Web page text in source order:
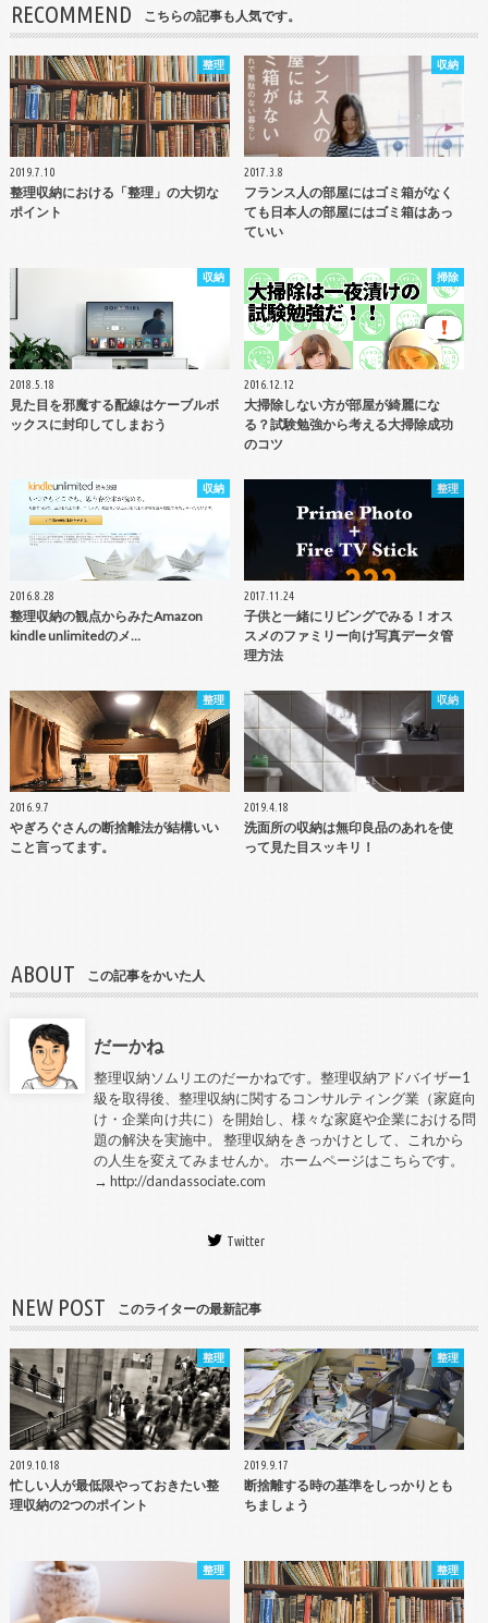
RECOMMEND こちらの記事も人気です。
整理
2019.7.10
整理収納における「整理」の大切な
ポイント
収納
2017.3.8
フランス人の部屋にはゴミ箱がなく
ても日本人の部屋にはゴミ箱はあっ
ていい
収納
2018.5.18
見た目を邪魔する配線はケーブルボ
ックスに封印してしまおう
掃除
2016.12.12
大掃除しない方が部屋が綺麗にな
る？試験勉強から考える大掃除成功
のコツ
収納
2016.8.28
整理収納の観点からみたAmazon
kindle unlimitedのメ…
整理
2017.11.24
子供と一緒にリビングでみる！オス
スメのファミリー向け写真データ管
理方法
整理
2016.9.7
やぎろぐさんの断捨離法が結構いい
こと言ってます。
収納
2019.4.18
洗面所の収納は無印良品のあれを使
って見た目スッキリ！
ABOUT この記事をかいた人
だーかね
整理収納ソムリエのだーかねです。整理収納アドバイザー1
級を取得後、整理収納に関するコンサルティング業（家庭向
け・企業向け共に）を開始し、様々な家庭や企業における問
題の解決を実施中。 整理収納をきっかけとして、これから
の人生を変えてみませんか。 ホームページはこちらです。
→http://dandassociate.com
Twitter
NEW POST このライターの最新記事
整理
2019.10.18
忙しい人が最低限やっておきたい整
理収納の2つのポイント
整理
2019.9.17
断捨離する時の基準をしっかりとも
ちましょう
整理 整理